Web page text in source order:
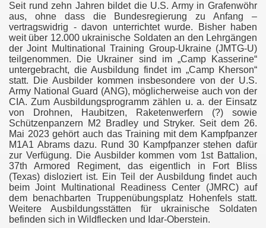
Seit rund zehn Jahren bildet die U.S. Army in Grafenwöhr
aus, ohne dass die Bundesregierung zu Anfang –
vertragswidrig - davon unterrichtet wurde. Bisher haben
weit über 12.000 ukrainische Soldaten an den Lehrgängen
der Joint Multinational Training Group-Ukraine (JMTG-U)
teilgenommen. Die Ukrainer sind im „Camp Kasserine“
untergebracht, die Ausbildung findet im „Camp Kherson“
statt. Die Ausbilder kommen insbesondere von der U.S.
Army National Guard (ANG), möglicherweise auch von der
CIA. Zum Ausbildungsprogramm zählen u. a. der Einsatz
von Drohnen, Haubitzen, Raketenwerfern (?) sowie
Schützenpanzern M2 Bradley und Stryker. Seit dem 26.
Mai 2023 gehört auch das Training mit dem Kampfpanzer
M1A1 Abrams dazu. Rund 30 Kampfpanzer stehen dafür
zur Verfügung. Die Ausbilder kommen vom 1st Battalion,
37th Armored Regiment, das eigentlich in Fort Bliss
(Texas) disloziert ist. Ein Teil der Ausbildung findet auch
beim Joint Multinational Readiness Center (JMRC) auf
dem benachbarten Truppenübungsplatz Hohenfels statt.
Weitere Ausbildungsstätten für ukrainische Soldaten
befinden sich in Wildflecken und Idar-Oberstein.